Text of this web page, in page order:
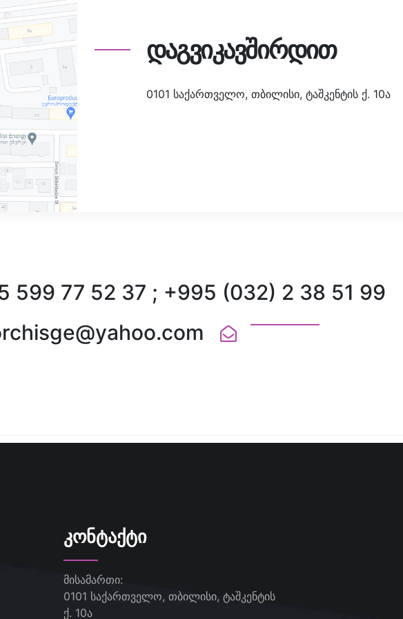
დაგვიკავშირდით
0101 საქართველო, თბილისი, ტაშკენტის ქ. 10ა
599 77 52 37 ; +995 (032) 2 38 51 99
ᲙᲝᲜᲢᲐᲥᲢᲘ
მისამართი:
0101 საქართველო, თბილისი, ტაშკენტის
ქ. 10ა